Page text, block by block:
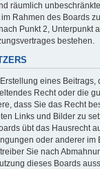
räumlich
Rahmen des Boards
Punkt 2, Unterpunkt
bestehen.
eines Beitrags,
Recht oder die
dass Sie das Recht
Links und Bilder zu
übt das Hausrecht
oder anderer im
Sie nach
dieses Boards